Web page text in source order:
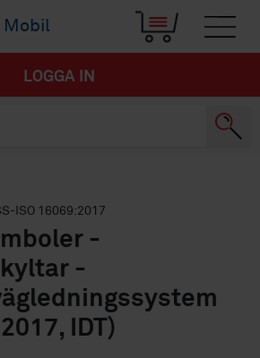
LOGGA IN
ISO 16069:2017
-
-
IDT)